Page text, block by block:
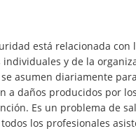
está relacionada con
y de la
asumen diariamente
a daños producidos por
Es un problema de
los profesionales